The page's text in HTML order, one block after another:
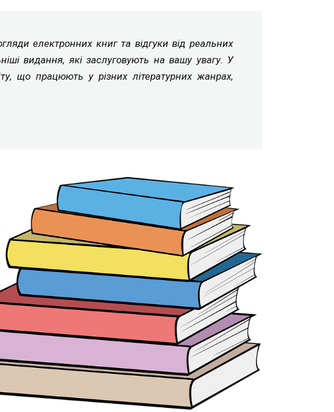
електронних книг та відгуки від реальних
видання, які заслуговують на вашу увагу. У
що працюють у різних літературних жанрах,